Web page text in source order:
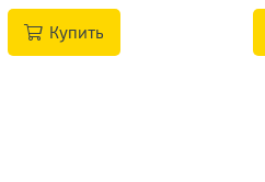
Купить